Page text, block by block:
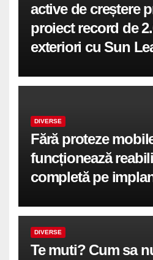
active de creștere
proiect record de
exteriori cu Sun
DIVERSE
Fără proteze
funcționează
completă pe
DIVERSE
Te muti? Cum sa